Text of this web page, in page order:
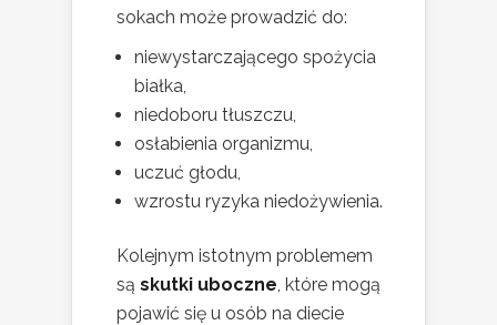
sokach może prowadzić do:
niewystarczającego spożycia
białka,
niedoboru tłuszczu,
osłabienia organizmu,
uczuć głodu,
wzrostu ryzyka niedożywienia.
Kolejnym istotnym problemem
są skutki uboczne, które mogą
pojawić się u osób na diecie